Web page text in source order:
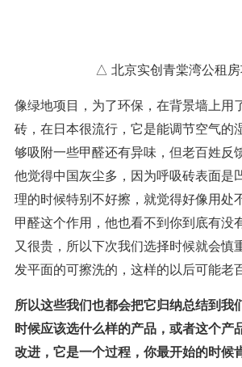
△ 北京实创青棠湾公租房
像绿地项目，为了环保，在背景墙上用
砖，在日本很流行，它是能调节空气的
够吸附一些甲醛还有异味，但老百姓反
他觉得中国灰尘多，因为呼吸砖表面是
理的时候特别不好擦，就觉得好像用处
甲醛这个作用，他也看不到你到底有没
又很贵，所以下次我们选择时候就会慎
发平面的可擦洗的，这样的以后可能老
所以这些我们也都会把它归纳总结到我
时候应该选什么样的产品，或者这个产
改进，它是一个过程，你最开始的时候